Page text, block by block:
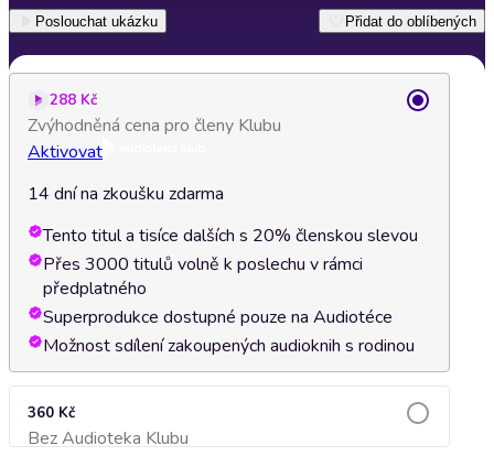
Poslouchat ukázku Přidat do oblíbených
288 Kč
Zvýhodněná cena pro členy Klubu
Aktivovat
14 dní na zkoušku zdarma
Tento titul a tisíce dalších s 20% členskou slevou
Přes 3000 titulů volně k poslechu v rámci
předplatného
Superprodukce dostupné pouze na Audiotéce
Možnost sdílení zakoupených audioknih s rodinou
360 Kč
Bez Audioteka KlubuPřidat do košíku